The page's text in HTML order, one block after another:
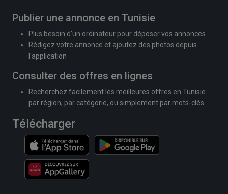
Publier une annonce en Tunisie
Plus besoin d'un ordinateur pour déposer vos annonces
Rédigez votre annonce et ajoutez des photos depuis
l'application
Consulter des offres en lignes
Recherchez facilement les meilleures offres en Tunisie
par région, par catégorie, ou simplement par mots-clés.
Télécharger